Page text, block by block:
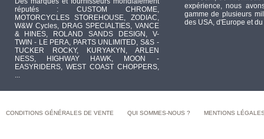
réputés : CUSTOM CHROME,
MOTORCYCLES STOREHOUSE, ZODIAC,
W&W Cycles, DRAG SPECIALTIES, VANCE
& HINES, ROLAND SANDS DESIGN, V-
TWIN - LE PERA, PARTS UNLIMITED, S&S -
TUCKER ROCKY, KURYAKYN, ARLEN
NESS, HIGHWAY HAWK, MOON -
EASYRIDERS, WEST COAST CHOPPERS,
expérience, nous
gamme de plusieurs
des USA, d'Europe et
CONDITIONS GÉNÉRALES DE VENTE QUI SOMMES-NOUS ? MENTIONS